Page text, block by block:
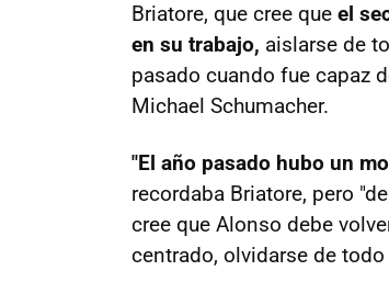
Briatore, que cree que el
en su trabajo, aislarse de
pasado cuando fue capaz
Michael Schumacher.
"El año pasado hubo un
recordaba Briatore, pero
cree que Alonso debe
centrado, olvidarse de